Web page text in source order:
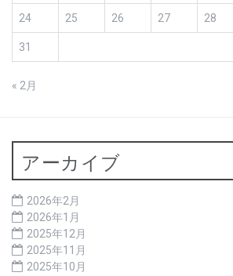
24 25 26 27 28
31
« 2月
アーカイブ
2026年2月
2026年1月
2025年12月
2025年11月
2025年10月